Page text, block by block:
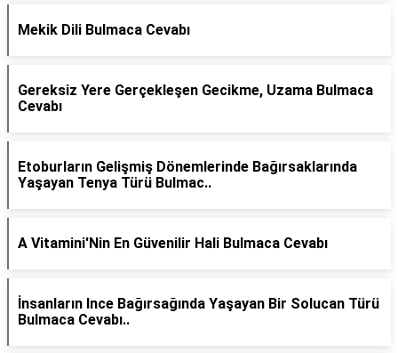
Mekik Dili Bulmaca Cevabı
Gereksiz Yere Gerçekleşen Gecikme, Uzama Bulmaca
Cevabı
Etoburların Gelişmiş Dönemlerinde Bağırsaklarında
Yaşayan Tenya Türü Bulmac..
A Vitamini'Nin En Güvenilir Hali Bulmaca Cevabı
İnsanların Ince Bağırsağında Yaşayan Bir Solucan Türü
Bulmaca Cevabı..